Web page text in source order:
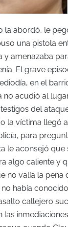
la abordó, le
una pistola
y amenazaba
El grave
en el
no acudió al
del
la víctima llegó
para
le aconsejó que
algo caliente y
no valía la pena
había
callejero
las